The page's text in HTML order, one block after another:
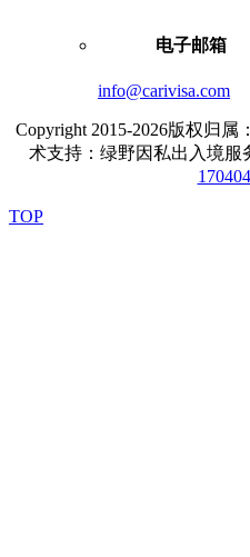
电子邮箱
info@carivisa.com
Copyright 2015-2026版权归
术支持：绿野因私出入境服
TOP